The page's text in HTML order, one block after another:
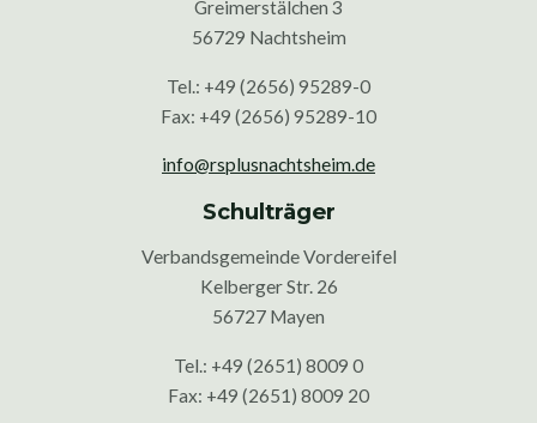
Greimerstälchen 3
56729 Nachtsheim
Tel.: +49 (2656) 95289-0
Fax: +49 (2656) 95289-10
info@rsplusnachtsheim.de
Schulträger
Verbandsgemeinde Vordereifel
Kelberger Str. 26
56727 Mayen
Tel.: +49 (2651) 8009 0
Fax: +49 (2651) 8009 20